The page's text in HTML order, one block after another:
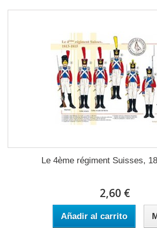
Le 4ème régiment Suisses,
2,60 €
Añadir al carrito